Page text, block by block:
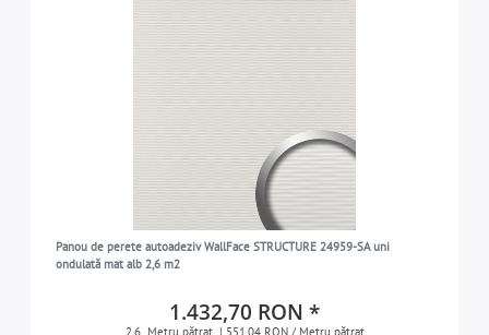
Panou de perete autoadeziv WallFace STRUCTURE 24959-SA uni
ondulată mat alb 2,6 m2
1.432,70 RON *